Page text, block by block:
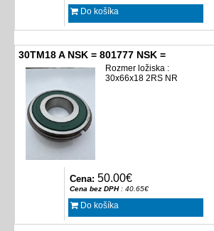
Do košíka
30TM18 A NSK = 801777 NSK =
Rozmer ložiska :
30x66x18 2RS NR
Cena: 50.00€
Cena bez DPH: 40.65€
Do košíka